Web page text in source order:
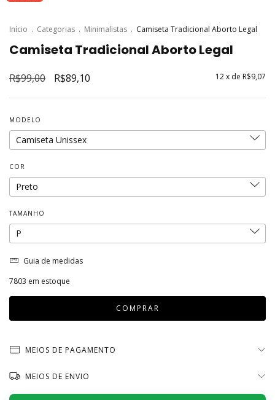
Início . Categorias . Minimalistas . Camiseta Tradicional Aborto Legal
Camiseta Tradicional Aborto Legal
R$99,00 R$89,10 12x de R$9,07
MODELO
COR
TAMANHO
Guia de medidas
7803 em estoque
MEIOS DE PAGAMENTO
MEIOS DE ENVIO